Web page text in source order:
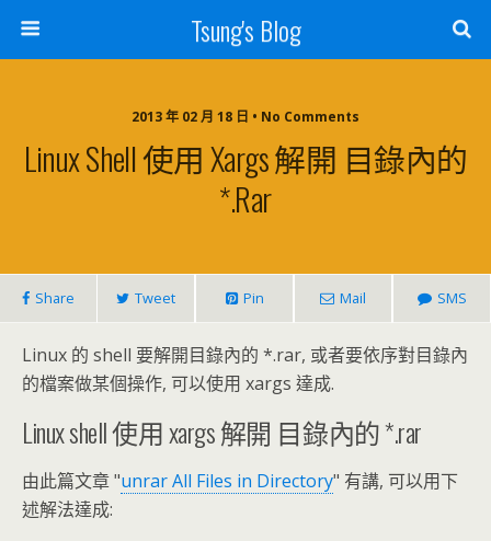
Tsung's Blog
2013 年 02 月 18 日 • No Comments
Linux Shell 使用 Xargs 解開 目錄內的
*.rar
Share Tweet Pin Mail SMS
Linux 的 shell 要解開目錄內的 *.rar, 或者要依序對目錄內
的檔案做某個操作, 可以使用 xargs 達成.
Linux shell 使用 xargs 解開 目錄內的 *.rar
由此篇文章 "unrar All Files in Directory" 有講, 可以用下
述解法達成: